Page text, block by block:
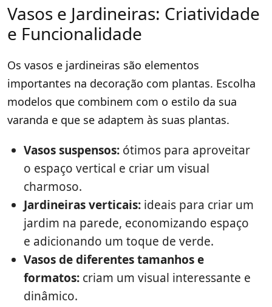
Vasos e Jardineiras: Criatividade
e Funcionalidade
Os vasos e jardineiras são elementos
importantes na decoração com plantas. Escolha
modelos que combinem com o estilo da sua
varanda e que se adaptem às suas plantas.
Vasos suspensos: ótimos para aproveitar
o espaço vertical e criar um visual
charmoso.
Jardineiras verticais: ideais para criar um
jardim na parede, economizando espaço
e adicionando um toque de verde.
Vasos de diferentes tamanhos e
formatos: criam um visual interessante e
dinâmico.